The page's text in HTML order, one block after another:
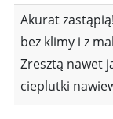
Akurat
bez klimy i z
Zresztą nawet
cieplutki